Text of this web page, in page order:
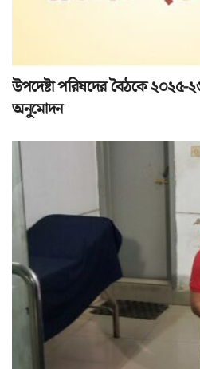
উপদেষ্টা পরিষদের বৈঠকে ২০২৫-
অনুমোদন